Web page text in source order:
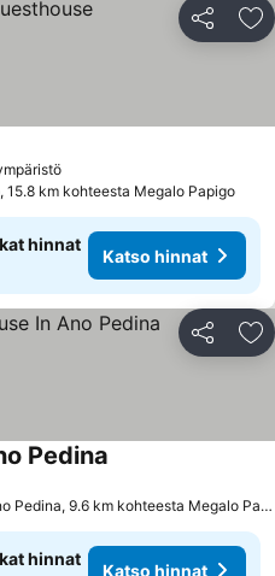
Jaa
15.8 km kohteesta Megalo Papigo
hinnat
Katso hinnat
Jaa
Pedina
Ano Pedina, 9.6 km kohteesta Megalo Papigo
hinnat
Katso hinnat